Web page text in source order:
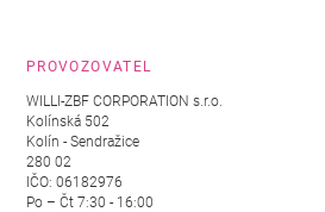
PROVOZOVATEL
WILLI-ZBF CORPORATION s.r.o.
Kolínská 502
Kolín - Sendražice
280 02
IČO: 06182976
Po – Čt 7:30 - 16:00